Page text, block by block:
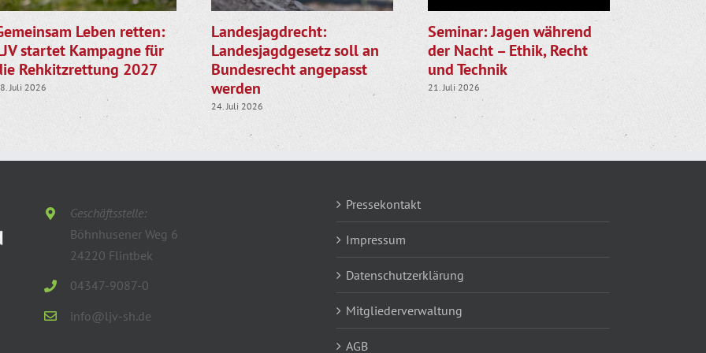
Leben retten:
startet Kampagne für
Rehkitzrettung 2027
Juli 2026
Landesjagdrecht:
Landesjagdgesetz soll an
Bundesrecht angepasst
werden
24. Juli 2026
Seminar: Jagen während
der Nacht – Ethik, Recht
und Technik
21. Juli 2026
LJV
28. Juli 2026
Geschäftsstelle:
Böhnhusener Weg 6
24220 Flintbek
04347-9087-0
info@ljv-sh.de
Pressekontakt
Impressum
Datenschutzerklärung
Mitgliederverwaltung
AGB